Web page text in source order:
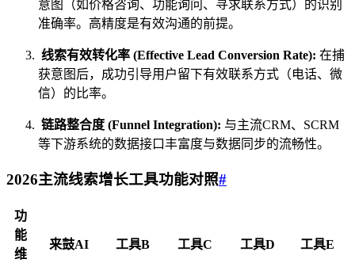
意图（如价格咨询、功能询问、寻求联系方式）的识别
准确率。高精度是有效沟通的前提。
线索有效转化率 (Effective Lead Conversion Rate): 在捕
获意图后，成功引导用户留下有效联系方式（电话、微
信）的比率。
链路整合度 (Funnel Integration): 与主流CRM、SCRM
等下游系统的数据接口丰富度与数据同步的流畅性。
2026主流线索增长工具功能对照#
功
能
维
来鼓AI 工具B 工具C 工具D 工具E